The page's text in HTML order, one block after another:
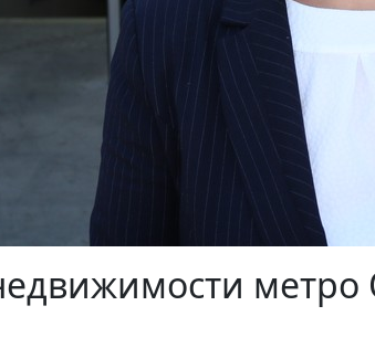
14 999 990 ₽
ЖК
21